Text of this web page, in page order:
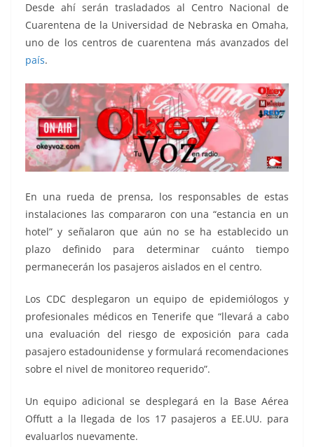
Desde ahí serán trasladados al Centro Nacional de
Cuarentena de la Universidad de Nebraska en Omaha,
uno de los centros de cuarentena más avanzados del
país.
En una rueda de prensa, los responsables de estas
instalaciones las compararon con una “estancia en un
hotel” y señalaron que aún no se ha establecido un
plazo definido para determinar cuánto tiempo
permanecerán los pasajeros aislados en el centro.
Los CDC desplegaron un equipo de epidemiólogos y
profesionales médicos en Tenerife que “llevará a cabo
una evaluación del riesgo de exposición para cada
pasajero estadounidense y formulará recomendaciones
sobre el nivel de monitoreo requerido”.
Un equipo adicional se desplegará en la Base Aérea
Offutt a la llegada de los 17 pasajeros a EE.UU. para
evaluarlos nuevamente.